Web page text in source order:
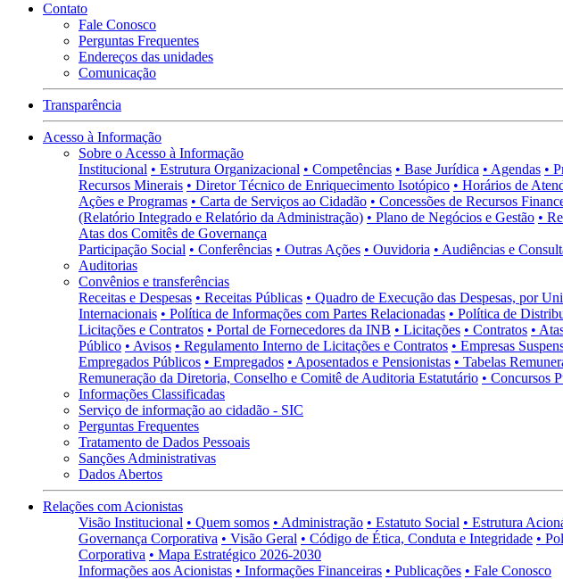
Contato
Fale Conosco
Perguntas Frequentes
Endereços das unidades
Comunicação
Transparência
Acesso à Informação
Sobre o Acesso à Informação
Institucional • Estrutura Organizacional • Competências • Base Jurídica • Agendas •
Recursos Minerais • Diretor Técnico de Enriquecimento Isotópico • Horários de
Ações e Programas • Carta de Serviços ao Cidadão • Concessões de Recursos
(Relatório Integrado e Relatório da Administração) • Plano de Negócios e Gestão •
Atas dos Comitês de Governança
Participação Social • Conferências • Outras Ações • Ouvidoria • Audiências e
Auditorias
Convênios e transferências
Receitas e Despesas • Receitas Públicas • Quadro de Execução das Despesas, por
Internacionais • Política de Informações com Partes Relacionadas • Política de
Licitações e Contratos • Portal de Fornecedores da INB • Licitações • Contratos •
Público • Avisos • Regulamento Interno de Licitações e Contratos • Empresas
Empregados Públicos • Empregados • Aposentados e Pensionistas • Tabelas
Remuneração da Diretoria, Conselho e Comitê de Auditoria Estatutário • Concursos
Informações Classificadas
Serviço de informação ao cidadão - SIC
Perguntas Frequentes
Tratamento de Dados Pessoais
Sanções Administrativas
Dados Abertos
Relações com Acionistas
Visão Institucional • Quem somos • Administração • Estatuto Social • Estrutura
Governança Corporativa • Visão Geral • Código de Ética, Conduta e Integridade •
Corporativa • Mapa Estratégico 2026-2030
Informações aos Acionistas • Informações Financeiras • Publicações • Fale Conosco